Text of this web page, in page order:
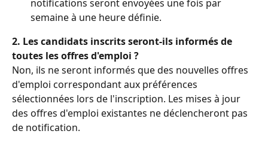
notifications seront envoyées une fois par
semaine à une heure définie.
2. Les candidats inscrits seront-ils informés de
toutes les offres d'emploi ?
Non, ils ne seront informés que des nouvelles offres
d'emploi correspondant aux préférences
sélectionnées lors de l'inscription. Les mises à jour
des offres d'emploi existantes ne déclencheront pas
de notification.